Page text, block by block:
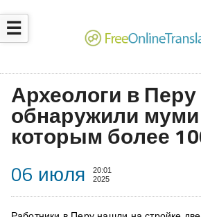
☰
Археологи в Перу
обнаружили
которым более
06 июля
20:01
2025